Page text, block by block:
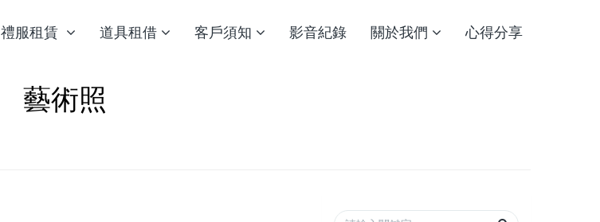
禮服租賃 道具租借 客戶須知 影音紀錄 關於我們 心得分享
藝術照